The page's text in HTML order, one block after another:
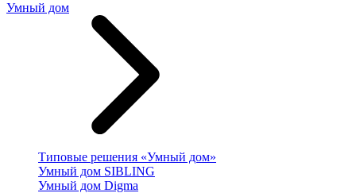
Умный дом
Типовые решения «Умный дом»
Умный дом SIBLING
Умный дом Digma